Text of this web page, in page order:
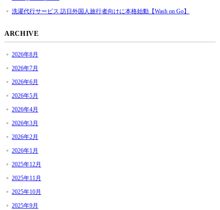
洗濯代行サービス 訪日外国人旅行者向けに本格始動【Wash on Go】
ARCHIVE
2026年8月
2026年7月
2026年6月
2026年5月
2026年4月
2026年3月
2026年2月
2026年1月
2025年12月
2025年11月
2025年10月
2025年9月